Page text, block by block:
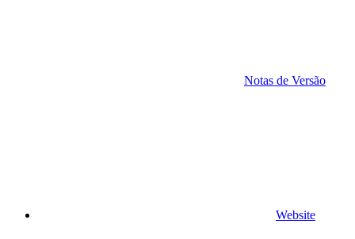
Notas de Versão
Website